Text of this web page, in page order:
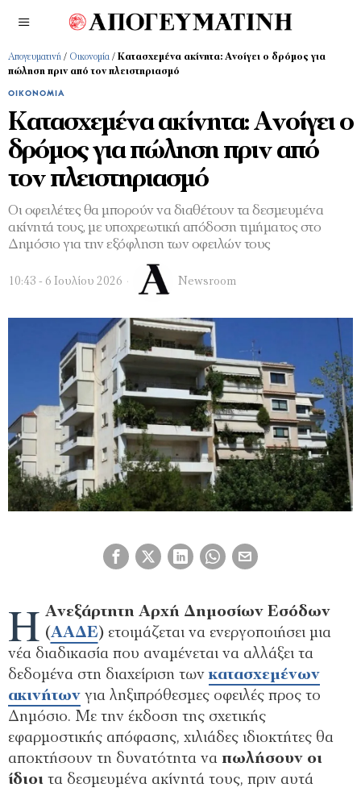
Απογευματινή / Οικονομία / Κατασχεμένα ακίνητα: Ανοίγει ο δρόμος για
πώληση πριν από τον πλειστηριασμό
ΟΙΚΟΝΟΜΊΑ
Κατασχεμένα ακίνητα: Ανοίγει ο
δρόμος για πώληση πριν από
τον πλειστηριασμό
Οι οφειλέτες θα μπορούν να διαθέτουν τα δεσμευμένα
ακίνητά τους, με υποχρεωτική απόδοση τιμήματος στο
Δημόσιο για την εξόφληση των οφειλών τους
10:43 - 6 Ιουλίου 2026 Newsroom
Η Ανεξάρτητη Αρχή Δημοσίων Εσόδων
(ΑΑΔΕ)ετοιμάζεται να ενεργοποιήσει μια
νέα διαδικασία που αναμένεται να αλλάξει τα
δεδομένα στη διαχείριση τωνκατασχεμένων
ακινήτων για ληξιπρόθεσμες οφειλές προς το
Δημόσιο. Με την έκδοση της σχετικής
εφαρμοστικής απόφασης, χιλιάδες ιδιοκτήτες θα
αποκτήσουν τη δυνατότητα να πωλήσουν οι
ίδιοι τα δεσμευμένα ακίνητά τους, πριν αυτά